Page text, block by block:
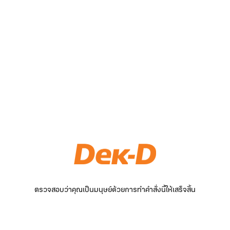
ตรวจสอบว่าคุณเป็นมนุษย์ด้วยการทำคำสั่งนี้ให้เสร็จสิ้น